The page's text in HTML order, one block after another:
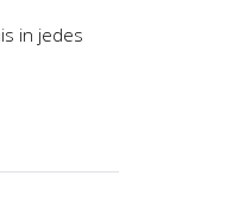
in jedes